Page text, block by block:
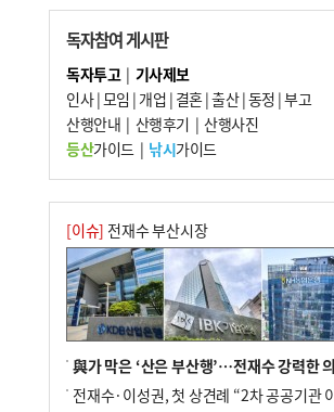
군사기밀 유출자 색출 지시
7
[속보] ‘심판 성접대’ 논란 축구협회 공식 사
과…“현재는 부적절 행위 없어”
8
"올해 코스피 사이드카 43회 중 25회는 삼
전닉스 ETF 이후 발생"
10 서울 중랑구서 흉기 난동…60대 남성 2명
사망
독자참여 게시판
독자투고| 기사제보
인사|모임 | 개업 | 결혼|출산|동정 |부고
산행안내 | 산행후기 | 산행사진
등산가이드| 낚시가이드
[이슈] 전재수 부산시장